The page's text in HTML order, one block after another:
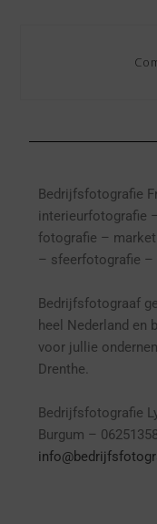
Bedrijfsfotografie
interieurfotografie
fotografie –
– sfeerfotografie –
Bedrijfsfotograaf
heel Nederland en
voor jullie
Drenthe.
Bedrijfsfotografie
Burgum –